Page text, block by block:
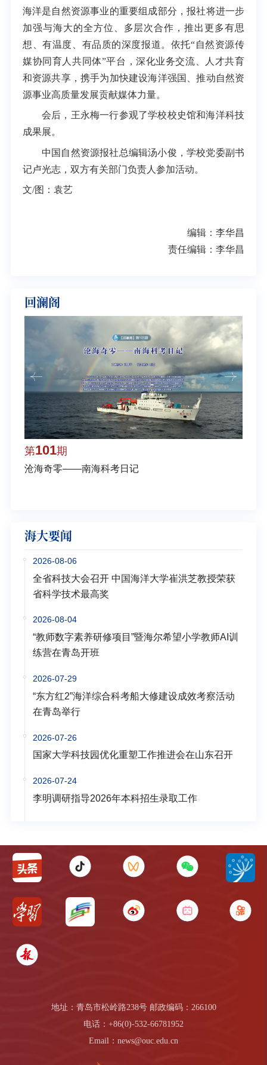
海洋是自然资源事业的重要组成部分，报社将进一步
加强与海大的全方位、多层次合作，推出更多有思
想、有温度、有品质的深度报道。依托“自然资源传
媒协同育人共同体”平台，深化业务交流、人才共育
和资源共享，携手为加快建设海洋强国、推动自然资
源事业高质量发展贡献媒体力量。
会后，王永梅一行参观了学校校史馆和海洋科技
成果展。
中国自然资源报社总编辑汤小俊，学校党委副书
记卢光志，双方有关部门负责人参加活动。
文/图：袁艺
编辑：李华昌
责任编辑：李华昌
回澜阁
第101期
沧海奇零——南海科考日记
海大要闻
2026-08-06
全省科技大会召开 中国海洋大学崔洪芝教授荣获
省科学技术最高奖
2026-08-04
“教师数字素养研修项目”暨海尔希望小学教师AI训
练营在青岛开班
2026-07-29
“东方红2”海洋综合科考船大修建设成效考察活动
在青岛举行
2026-07-26
国家大学科技园优化重塑工作推进会在山东召开
2026-07-24
李明调研指导2026年本科招生录取工作
地址：青岛市松岭路238号 邮政编码：266100
电话：+86(0)-532-66781952
Email：news@ouc.edu.cn